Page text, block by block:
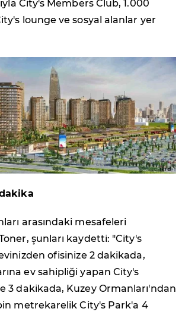
City's Members Club, 1.000
lounge ve sosyal alanlar yer
arasındaki mesafeleri
şunları kaydetti: "City's
ofisinize 2 dakikada,
ev sahipliği yapan City's
3 dakikada, Kuzey Ormanları'ndan
metrekarelik City's Park'a 4